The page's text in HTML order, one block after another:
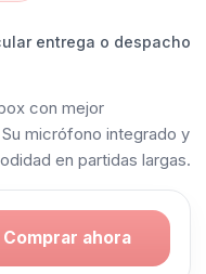
entrega o despacho
con mejor
micrófono integrado y
en partidas largas.
Comprar ahora